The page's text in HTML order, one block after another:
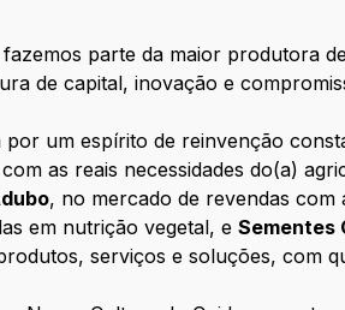
parte da maior produtora
de capital, inovação e
um espírito de reinvenção
as reais necessidades do(a)
, no mercado de revendas
em nutrição vegetal, eSementes
serviços e soluções, com